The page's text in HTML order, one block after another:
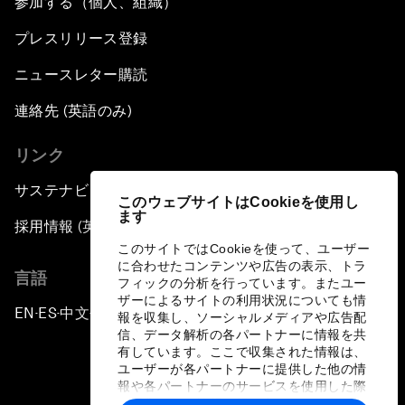
このウェブサイトはCookieを使用し
ます
このサイトではCookieを使って、ユーザー
に合わせたコンテンツや広告の表示、トラ
フィックの分析を行っています。またユー
ザーによるサイトの利用状況についても情
報を収集し、ソーシャルメディアや広告配
信、データ解析の各パートナーに情報を共
有しています。ここで収集された情報は、
ユーザーが各パートナーに提供した他の情
報や各パートナーのサービスを使用した際
プレスリリース登録
ニュースレター購読
連絡先 (英語のみ)
リンク
サステナビリティへの取り組み
採用情報 (英語のみ)
言語
EN ▪ES▪中文▪ 日本語